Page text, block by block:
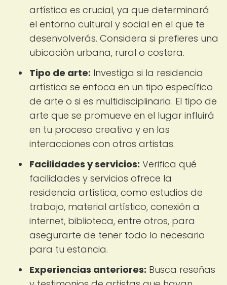
artística es crucial, ya que determinará
el entorno cultural y social en el que te
desenvolverás. Considera si prefieres una
ubicación urbana, rural o costera.
Tipo de arte: Investiga si la residencia
artística se enfoca en un tipo específico
de arte o si es multidisciplinaria. El tipo de
arte que se promueve en el lugar influirá
en tu proceso creativo y en las
interacciones con otros artistas.
Facilidades y servicios: Verifica qué
facilidades y servicios ofrece la
residencia artística, como estudios de
trabajo, material artístico, conexión a
internet, biblioteca, entre otros, para
asegurarte de tener todo lo necesario
para tu estancia.
Experiencias anteriores: Busca reseñas